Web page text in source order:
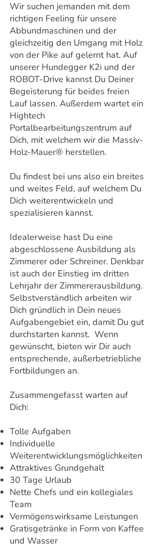
Wir suchen jemanden mit dem
richtigen Feeling für unsere
Abbundmaschinen und der
gleichzeitig den Umgang mit Holz
von der Pike auf gelernt hat. Auf
unserer Hundegger K2i und der
ROBOT-Drive kannst Du Deiner
Begeisterung für beides freien
Lauf lassen. Außerdem wartet ein
Hightech
Portalbearbeitungszentrum auf
Dich, mit welchem wir die Massiv-
Holz-Mauer® herstellen.
Du findest bei uns also ein breites
und weites Feld, auf welchem Du
Dich weiterentwickeln und
spezialisieren kannst.
Idealerweise hast Du eine
abgeschlossene Ausbildung als
Zimmerer oder Schreiner. Denkbar
ist auch der Einstieg im dritten
Lehrjahr der Zimmererausbildung.
Selbstverständlich arbeiten wir
Dich gründlich in Dein neues
Aufgabengebiet ein, damit Du gut
durchstarten kannst. Wenn
gewünscht, bieten wir Dir auch
entsprechende, außerbetriebliche
Fortbildungen an.
Zusammengefasst warten auf
Dich:
Tolle Aufgaben
Individuelle
Weiterentwicklungsmöglichkeiten
Attraktives Grundgehalt
30 Tage Urlaub
Nette Chefs und ein kollegiales
Team
Vermögenswirksame Leistungen
Gratisgetränke in Form von Kaffee
und Wasser